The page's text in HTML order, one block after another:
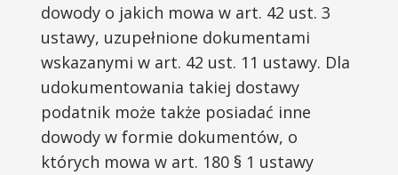
dowody o jakich mowa w art. 42 ust. 3
ustawy, uzupełnione dokumentami
wskazanymi w art. 42 ust. 11 ustawy. Dla
udokumentowania takiej dostawy
podatnik może także posiadać inne
dowody w formie dokumentów, o
których mowa w art. 180 § 1 ustawy